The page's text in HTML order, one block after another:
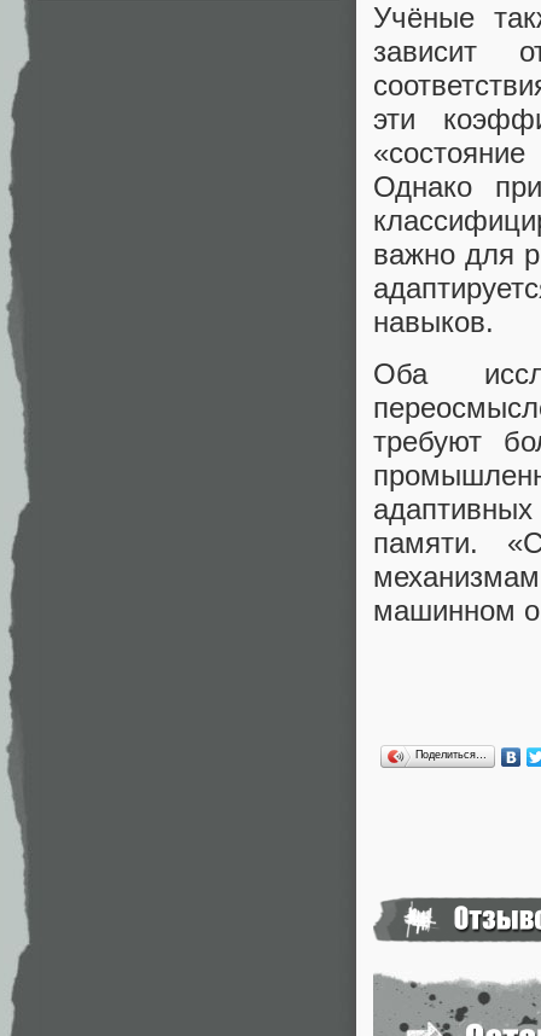
Учёные
зависит
эти
Однако
важно для
навыков.
Оба
требуют
памяти.
машинном
Поделиться…